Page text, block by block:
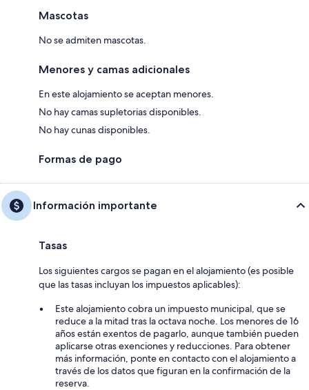
Mascotas
No se admiten mascotas.
Menores y camas adicionales
En este alojamiento se aceptan menores.
No hay camas supletorias disponibles.
No hay cunas disponibles.
Formas de pago
Información importante
Tasas
Los siguientes cargos se pagan en el alojamiento (es posible
que las tasas incluyan los impuestos aplicables):
Este alojamiento cobra un impuesto municipal, que se
reduce a la mitad tras la octava noche. Los menores de 16
años están exentos de pagarlo, aunque también pueden
aplicarse otras exenciones y reducciones. Para obtener
más información, ponte en contacto con el alojamiento a
través de los datos que figuran en la confirmación de la
reserva.